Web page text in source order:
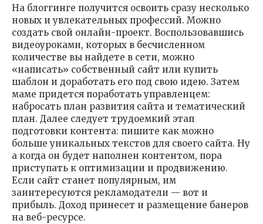
На блоггинге получится освоить сразу несколько
новых и увлекательных профессий. Можно
создать свой онлайн-проект. Воспользовавшись
видеоуроками, которых в бесчисленном
количестве вы найдете в сети, можно
«написать» собственный сайт или купить
шаблон и доработать его под свою идею. Затем
маме придется поработать управленцем:
набросать план развития сайта и тематический
план. Далее следует трудоемкий этап
подготовки контента: пишите как можно
больше уникальных текстов для своего сайта. Ну
а когда он будет наполнен контентом, пора
приступать к оптимизации и продвижению.
Если сайт станет популярным, им
заинтересуются рекламодатели — вот и
прибыль. Доход принесет и размещение банеров
на веб-ресурсе.